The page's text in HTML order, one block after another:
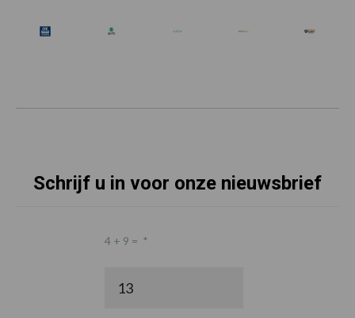
Schrijf u in voor onze nieuwsbrief
4 + 9 = *